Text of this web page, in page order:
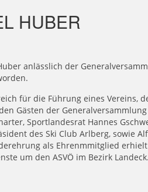
HUBER
anlässlich der
für die Führung eines Vereins,
Gästen der
Sportlandesrat Hannes
des Ski Club Arlberg, sowie
als Ehrenmmitglied
um den ASVÖ im Bezirk Landeck.